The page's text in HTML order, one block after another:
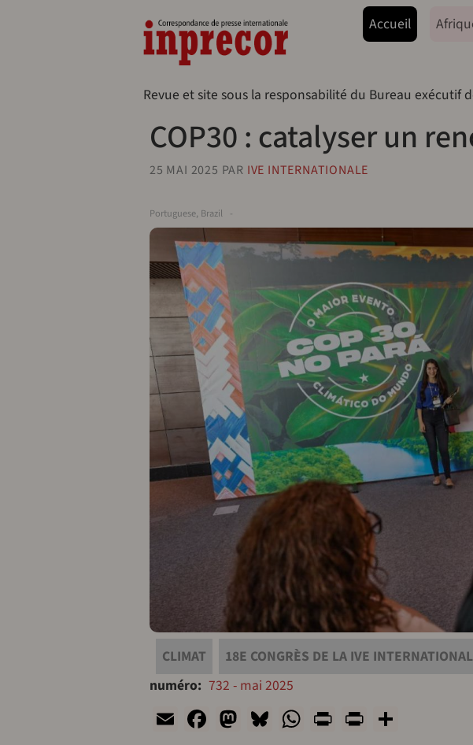
Navegação principal
Accueil
Revue et site sous la responsabilité du Bureau exécutif
COP30 : catalyser un
25 MAI 2025 PAR IVE INTERNATIONALE
Portuguese, Brazil
CLIMAT
18E CONGRÈS DE LA IVE
numéro 732 - mai 2025
EmailFacebook
Mastodon
Bluesky
WhatsApp
Print